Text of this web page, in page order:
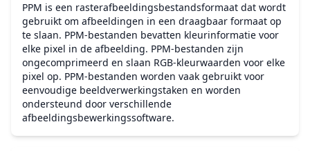
PPM is een rasterafbeeldingsbestandsformaat dat wordt
gebruikt om afbeeldingen in een draagbaar formaat op
te slaan. PPM-bestanden bevatten kleurinformatie voor
elke pixel in de afbeelding. PPM-bestanden zijn
ongecomprimeerd en slaan RGB-kleurwaarden voor elke
pixel op. PPM-bestanden worden vaak gebruikt voor
eenvoudige beeldverwerkingstaken en worden
ondersteund door verschillende
afbeeldingsbewerkingssoftware.